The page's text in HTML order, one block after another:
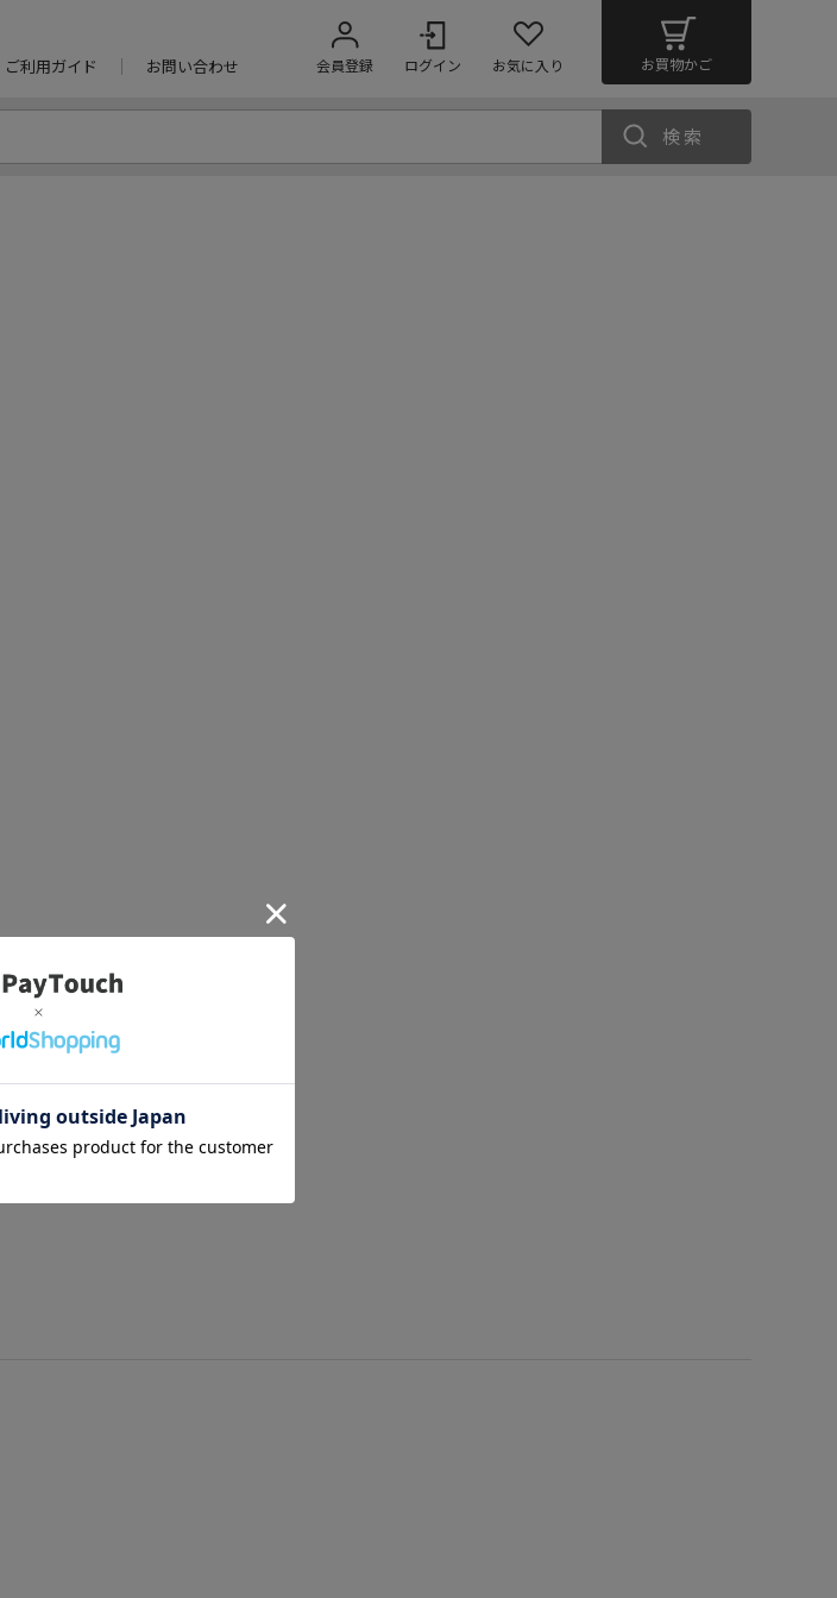
ご利用ガイド お問い合わせ 会員登録 ログイン お気に入り お買物かご
検索